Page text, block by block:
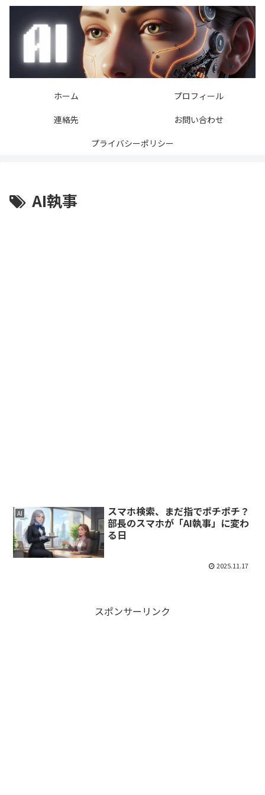
ホーム
プロフィール
連絡先
お問い合わせ
プライバシーポリシー
AI執事
AI
スマホ検索、まだ指でポチポチ？
部長のスマホが「AI執事」に変わ
る日
2025.11.17
スポンサーリンク